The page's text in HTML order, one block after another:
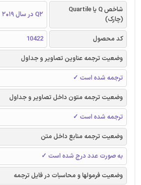
شاخص Q یا Quartile
(چارک)
Q2 در سال 2019
کد محصول
10422
وضعیت ترجمه عناوین تصاویر و جداول
ترجمه شده است ✓
وضعیت ترجمه متون داخل تصاویر و جداول
ترجمه شده است ✓
وضعیت ترجمه منابع داخل متن
به صورت عدد درج شده است ✓
وضعیت فرمولها و محاسبات در فایل ترجمه